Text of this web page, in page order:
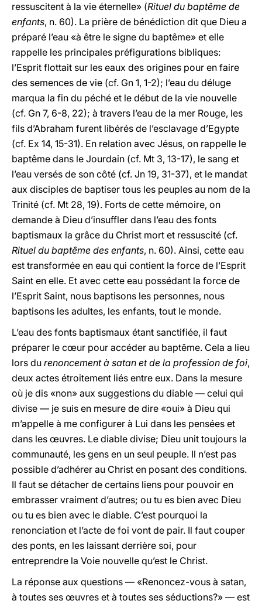
ressuscitent à la vie éternelle» (Rituel du baptême de
enfants, n. 60). La prière de bénédiction dit que Dieu a
préparé l’eau «à être le signe du baptême» et elle
rappelle les principales préfigurations bibliques:
l’Esprit flottait sur les eaux des origines pour en faire
des semences de vie (cf. Gn 1, 1-2); l’eau du déluge
marqua la fin du péché et le début de la vie nouvelle
(cf. Gn 7, 6-8, 22); à travers l’eau de la mer Rouge, les
fils d’Abraham furent libérés de l’esclavage d’Egypte
(cf. Ex 14, 15-31). En relation avec Jésus, on rappelle le
baptême dans le Jourdain (cf. Mt 3, 13-17), le sang et
l’eau versés de son côté (cf. Jn 19, 31-37), et le mandat
aux disciples de baptiser tous les peuples au nom de la
Trinité (cf. Mt 28, 19). Forts de cette mémoire, on
demande à Dieu d’insuffler dans l’eau des fonts
baptismaux la grâce du Christ mort et ressuscité (cf.
Rituel du baptême des enfants, n. 60). Ainsi, cette eau
est transformée en eau qui contient la force de l’Esprit
Saint en elle. Et avec cette eau possédant la force de
l’Esprit Saint, nous baptisons les personnes, nous
baptisons les adultes, les enfants, tout le monde.
L’eau des fonts baptismaux étant sanctifiée, il faut
préparer le cœur pour accéder au baptême. Cela a lieu
lors du renoncement à satan et de la profession de foi,
deux actes étroitement liés entre eux. Dans la mesure
où je dis «non» aux suggestions du diable — celui qui
divise — je suis en mesure de dire «oui» à Dieu qui
m’appelle à me configurer à Lui dans les pensées et
dans les œuvres. Le diable divise; Dieu unit toujours la
communauté, les gens en un seul peuple. Il n’est pas
possible d’adhérer au Christ en posant des conditions.
Il faut se détacher de certains liens pour pouvoir en
embrasser vraiment d’autres; ou tu es bien avec Dieu
ou tu es bien avec le diable. C’est pourquoi la
renonciation et l’acte de foi vont de pair. Il faut couper
des ponts, en les laissant derrière soi, pour
entreprendre la Voie nouvelle qu’est le Christ.
La réponse aux questions — «Renoncez-vous à satan,
à toutes ses œuvres et à toutes ses séductions?» — est